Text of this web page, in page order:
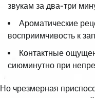
звукам за два-три
Ароматические
восприимчивость к
Контактные
сиюминутно при
Но чрезмерная